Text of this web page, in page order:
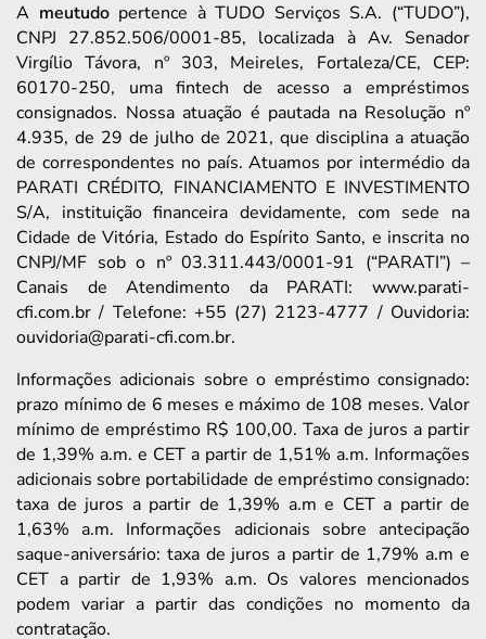
A meutudopertence à TUDO Serviços S.A. (“TUDO”),
CNPJ 27.852.506/0001-85, localizada à Av. Senador
Virgílio Távora, nº 303, Meireles, Fortaleza/CE, CEP:
60170-250, uma fintech de acesso a empréstimos
consignados. Nossa atuação é pautada na Resolução nº
4.935, de 29 de julho de 2021, que disciplina a atuação
de correspondentes no país. Atuamos por intermédio da
PARATI CRÉDITO, FINANCIAMENTO E INVESTIMENTO
S/A, instituição financeira devidamente, com sede na
Cidade de Vitória, Estado do Espírito Santo, e inscrita no
CNPJ/MF sob o nº 03.311.443/0001-91 (“PARATI”) –
Canais de Atendimento da PARATI: www.parati-
cfi.com.br / Telefone: +55 (27) 2123-4777 / Ouvidoria:
ouvidoria@parati-cfi.com.br.
Informações adicionais sobre o empréstimo consignado:
prazo mínimo de 6 meses e máximo de 108 meses. Valor
mínimo de empréstimo R$ 100,00. Taxa de juros a partir
de 1,39% a.m. e CET a partir de 1,51% a.m. Informações
adicionais sobre portabilidade de empréstimo consignado:
taxa de juros a partir de 1,39% a.m e CET a partir de
1,63% a.m. Informações adicionais sobre antecipação
saque-aniversário: taxa de juros a partir de 1,79% a.m e
CET a partir de 1,93% a.m. Os valores mencionados
podem variar a partir das condições no momento da
contratação.